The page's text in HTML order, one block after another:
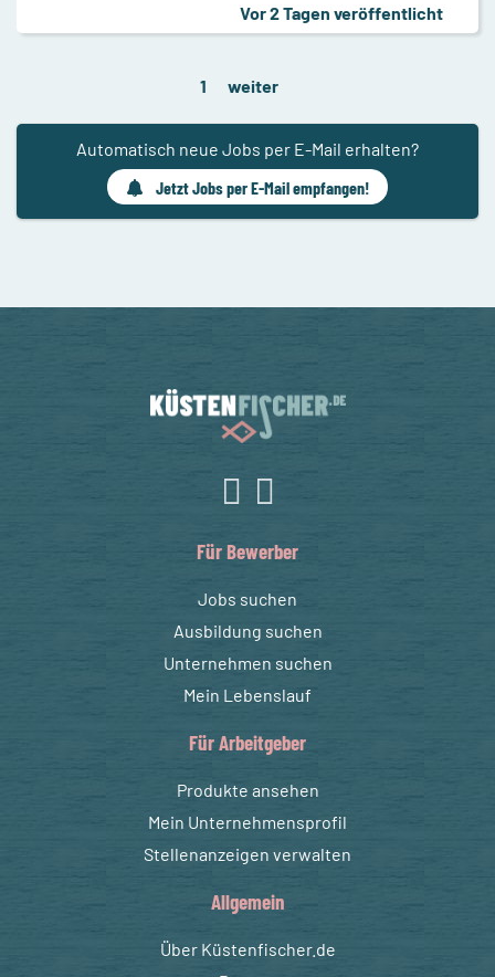
Vor 2 Tagen veröffentlicht
1 weiter
Automatisch neue Jobs per E-Mail erhalten?
Jetzt Jobs per E-Mail empfangen!
Für Bewerber
Jobs suchen
Ausbildung suchen
Unternehmen suchen
Mein Lebenslauf
Für Arbeitgeber
Produkte ansehen
Mein Unternehmensprofil
Stellenanzeigen verwalten
Allgemein
Über Küstenfischer.de